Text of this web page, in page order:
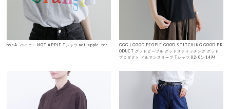
byeA. バイエー NOT APPLE Tシャツ not-apple-tee
GGG | GOOD PEOPLE GOOD STITCHING GOOD PR
ODUCT グッドピープル グッドスティッチング グッド
プロダクト ドルマンスリーブ Tシャツ 02-01-1494